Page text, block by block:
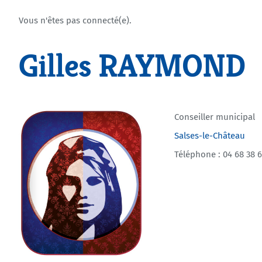
Vous n'êtes pas connecté(e).
Gilles RAYMOND
Conseiller municipal
Salses-le-Château
Téléphone : 04 68 38